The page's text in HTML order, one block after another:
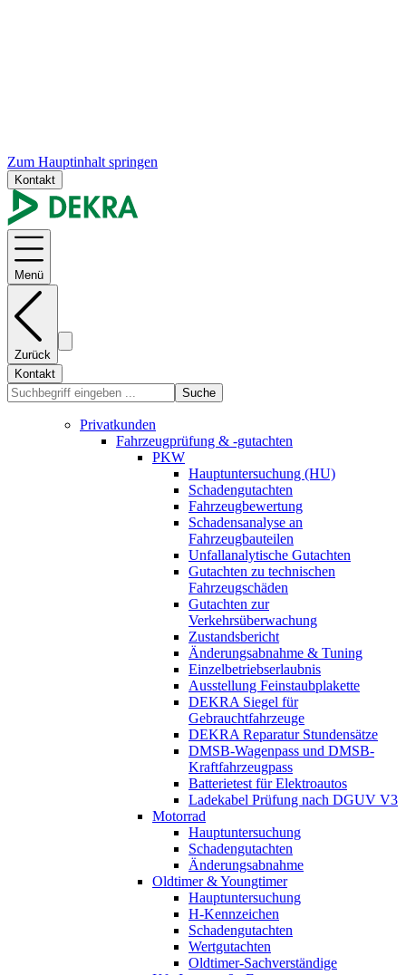
Zum Hauptinhalt springen
Kontakt
Menü
Zurück
Kontakt
Suche
Privatkunden
Fahrzeugprüfung & -gutachten
PKW
Hauptuntersuchung (HU)
Schadengutachten
Fahrzeugbewertung
Schadensanalyse an
Fahrzeugbauteilen
Unfallanalytische Gutachten
Gutachten zu technischen
Fahrzeugschäden
Gutachten zur
Verkehrsüberwachung
Zustandsbericht
Änderungsabnahme & Tuning
Einzelbetriebserlaubnis
Ausstellung Feinstaubplakette
DEKRA Siegel für
Gebrauchtfahrzeuge
DEKRA Reparatur Stundensätze
DMSB-Wagenpass und DMSB-
Kraftfahrzeugpass
Batterietest für Elektroautos
Ladekabel Prüfung nach DGUV V3
Motorrad
Hauptuntersuchung
Schadengutachten
Änderungsabnahme
Oldtimer & Youngtimer
Hauptuntersuchung
H-Kennzeichen
Schadengutachten
Wertgutachten
Oldtimer-Sachverständige